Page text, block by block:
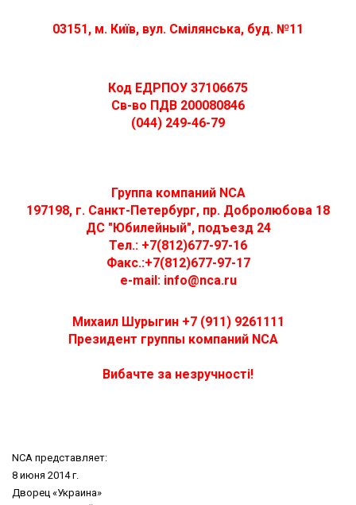
03151, м. Київ, вул. Смілянська, буд. №11
Код ЕДРПОУ 37106675
Св-во ПДВ 200080846
(044) 249-46-79
Группа компаний NCA
197198, г. Санкт-Петербург, пр. Добролюбова 18
ДС "Юбилейный", подъезд 24
Тел.: +7(812)677-97-16
Факс.:+7(812)677-97-17
e-mail: info@nca.ru
Михаил Шурыгин +7 (911) 9261111
Президент группы компаний NCA
Вибачте за незручності!
NCA представляет:
8 июня 2014 г.
Дворец «Украина»